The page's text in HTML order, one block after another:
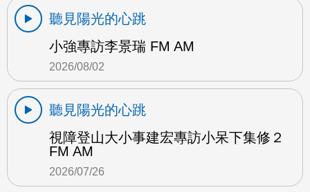
聽見陽光的心跳
小強專訪李景瑞 FM AM
2026/08/02
聽見陽光的心跳
視障登山大小事建宏專訪小呆下集修２
FM AM
2026/07/26